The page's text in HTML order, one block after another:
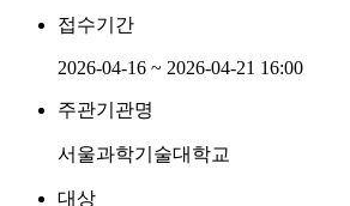
접수기간
2026-04-16 ~ 2026-04-21 16:00
주관기관명
서울과학기술대학교
대상